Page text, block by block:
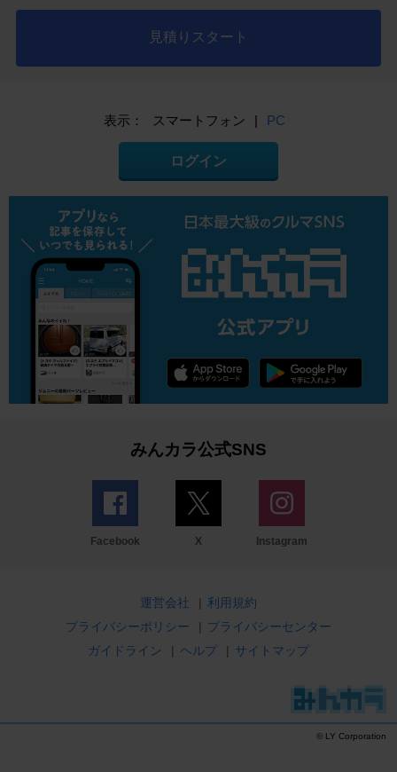
見積りスタート
表示： スマートフォン | PC
ログイン
みんカラ公式SNS
Facebook X Instagram
運営会社 | 利用規約
プライバシーポリシー
| プライバシーセンター
ガイドライン
| ヘルプ | サイトマップ
© LY Corporation